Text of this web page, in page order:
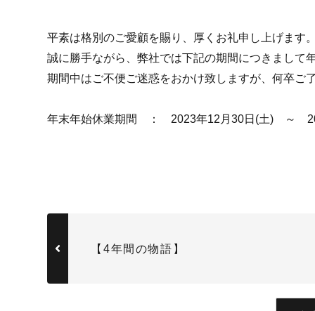
平素は格別のご愛顧を賜り、厚くお礼申し上げます
誠に勝手ながら、弊社では下記の期間につきまして
期間中はご不便ご迷惑をおかけ致しますが、何卒ご
年末年始休業期間 ： 2023年12月30日(土) ～
【4年間の物語】